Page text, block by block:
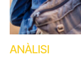
ANÀLISI